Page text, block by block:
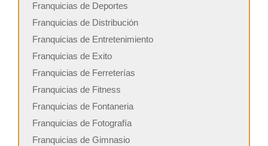
Franquicias de Deportes
Franquicias de Distribución
Franquicias de Entretenimiento
Franquicias de Exito
Franquicias de Ferreterías
Franquicias de Fitness
Franquicias de Fontaneria
Franquicias de Fotografía
Franquicias de Gimnasio